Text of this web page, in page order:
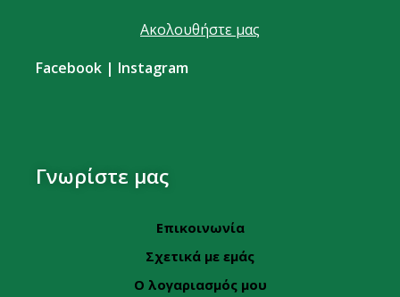
Ακολουθήστε μας
Facebook | Instagram
Γνωρίστε μας
Επικοινωνία
Σχετικά με εμάς
Ο λογαριασμός μου